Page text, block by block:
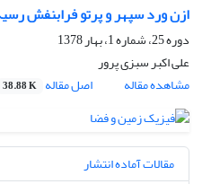
ازن ورد سپهر و پرتو فرابنفش
دوره 25، شماره 1، بهار 1378
علی اکبر سبزی پرور
مشاهده مقاله
اصل مقاله 38.88 K
مقالات آماده انتشار